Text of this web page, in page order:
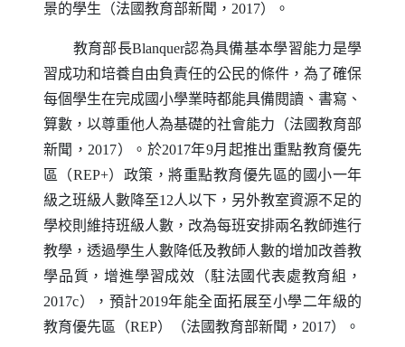
景的學生（法國教育部新聞，2017）。
教育部長Blanquer認為具備基本學習能力是學
習成功和培養自由負責任的公民的條件，為了確保
每個學生在完成國小學業時都能具備閱讀、書寫、
算數，以尊重他人為基礎的社會能力（法國教育部
新聞，2017）。於2017年9月起推出重點教育優先
區（REP+）政策，將重點教育優先區的國小一年
級之班級人數降至12人以下，另外教室資源不足的
學校則維持班級人數，改為每班安排兩名教師進行
教學，透過學生人數降低及教師人數的增加改善教
學品質，增進學習成效（駐法國代表處教育組，
2017c），預計2019年能全面拓展至小學二年級的
教育優先區（REP）（法國教育部新聞，2017）。